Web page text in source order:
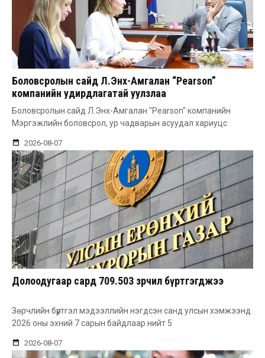
Боловсролын сайд Л.Энх-Амгалан “Pearson”
компанийн удирдлагатай уулзлаа
Боловсролын сайд Л.Энх-Амгалан "Pearson" компанийн
Мэргэжлийн боловсрол, ур чадварын асуудал хариуцс
2026-08-07
Долоодугаар сард 709.503 зөрчил бүртгэгджээ
Зөрчлийн бүртгэл мэдээллийн нэгдсэн санд улсын хэмжээнд
2026 оны эхний 7 сарын байдлаар нийт 5
2026-08-07